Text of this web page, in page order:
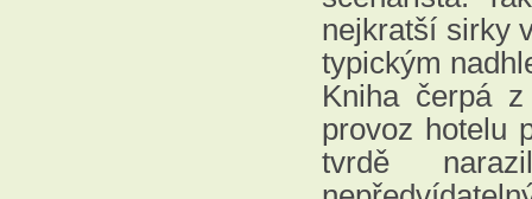
nejkratší sirky
typickým
Kniha čerpá
provoz hotelu
tvrdě